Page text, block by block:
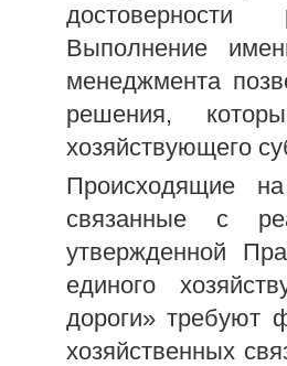
достоверности
Выполнение
менеджмента
решения,
хозяйствующего
Происходящие
связанные с
утвержденной
единого
дороги» требуют
хозяйственных